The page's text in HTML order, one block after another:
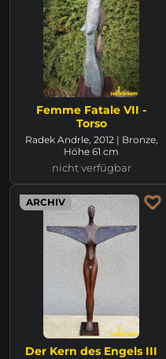
Femme Fatale VII -
Torso
Radek Andrle, 2012 | Bronze,
Höhe 61 cm
nicht verfügbar
ARCHIV
Der Kern des Engels III